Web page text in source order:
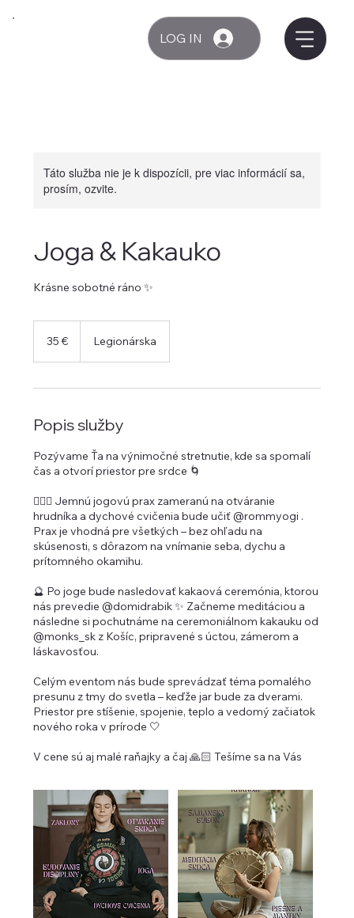
LOG IN
Táto služba nie je k dispozícii, pre viac informácií sa,
prosím, ozvite.
Joga & Kakauko
Krásne sobotné ráno ✨
35 € Legionárska
Popis služby
Pozývame Ťa na výnimočné stretnutie, kde sa spomalí
čas a otvorí priestor pre srdce 🌀
🧘🏻‍♀️ Jemnú jogovú prax zameranú na otváranie
hrudníka a dychové cvičenia bude učiť @rommyogi .
Prax je vhodná pre všetkých – bez ohľadu na
skúsenosti, s dôrazom na vnímanie seba, dychu a
prítomného okamihu.
🔮 Po joge bude nasledovať kakaová ceremónia, ktorou
nás prevedie @domidrabik ✨ Začneme meditáciou a
následne si pochutnáme na ceremoniálnom kakauku od
@monks_sk z Košíc, pripravené s úctou, zámerom a
láskavosťou.
Celým eventom nás bude sprevádzať téma pomalého
presunu z tmy do svetla – keďže jar bude za dverami.
Priestor pre stíšenie, spojenie, teplo a vedomý začiatok
nového roka v prírode 🤍
V cene sú aj malé raňajky a čaj 🙏🏻 Tešíme sa na Vás